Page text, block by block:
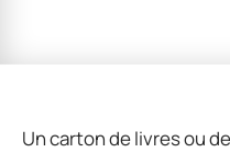
Un carton de livres ou